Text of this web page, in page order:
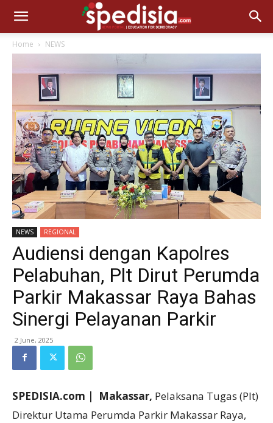
Home NEWS
NEWS REGIONAL
Audiensi dengan Kapolres
Pelabuhan, Plt Dirut Perumda
Parkir Makassar Raya Bahas
Sinergi Pelayanan Parkir
2 June, 2025
SPEDISIA.com | Makassar, Pelaksana Tugas (Plt)
Direktur Utama Perumda Parkir Makassar Raya,